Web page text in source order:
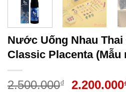
Nước Uống Nhau Thai
Classic Placenta (Mẫu
2.500.000₫
Giá
2.200.000